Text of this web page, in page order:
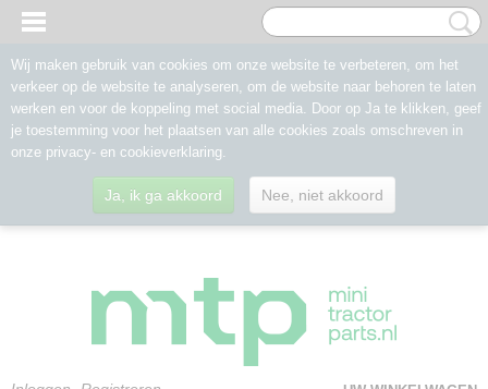
Wij maken gebruik van cookies om onze website te verbeteren, om het
verkeer op de website te analyseren, om de website naar behoren te laten
werken en voor de koppeling met social media. Door op Ja te klikken, geef
je toestemming voor het plaatsen van alle cookies zoals omschreven in
onze privacy- en cookieverklaring.
Ja, ik ga akkoord Nee, niet akkoord